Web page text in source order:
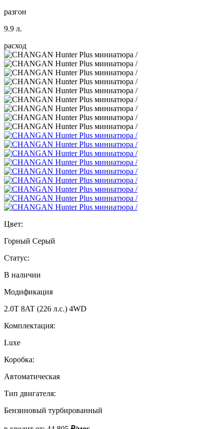
разгон
9.9 л.
расход
Цвет:
Горный Серый
Статус:
В наличии
Модификация
2.0T 8AT (226 л.с.) 4WD
Комплектация:
Luxe
Коробка:
Автоматическая
Тип двигателя:
Бензиновый турбированный